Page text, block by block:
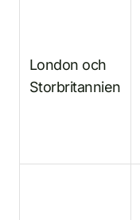
London och
Storbritannien